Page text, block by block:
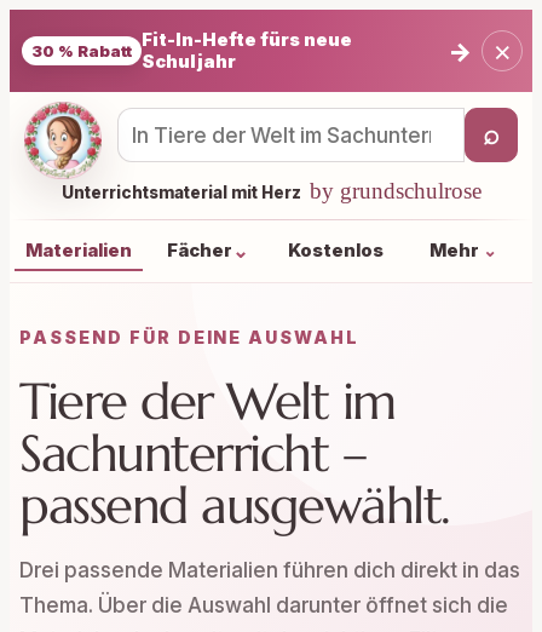
30 % Rabatt Fit-In-Hefte fürs neue
Schuljahr
→ ×
Materialsuche
⌕
Unterrichtsmaterial mit Herz by grundschulrose
Materialien Fächer ⌄ Kostenlos Mehr ⌄
PASSEND FÜR DEINE AUSWAHL
Tiere der Welt im
Sachunterricht –
passend ausgewählt.
Drei passende Materialien führen dich direkt in das
Thema. Über die Auswahl darunter öffnet sich die